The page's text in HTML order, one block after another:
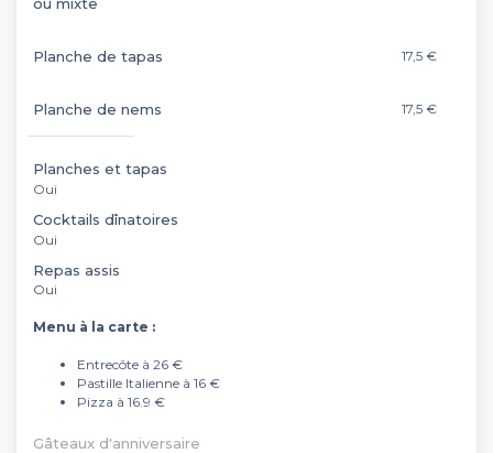
Planche de tapas 17,5 €
Planche de nems 17,5 €
Planches et tapas
Oui
Cocktails dînatoires
Oui
Repas assis
Oui
Menu à la carte :
Entrecôte à 26 €
Pastille Italienne à 16 €
Pizza à 16.9 €
Gâteaux d'anniversaire